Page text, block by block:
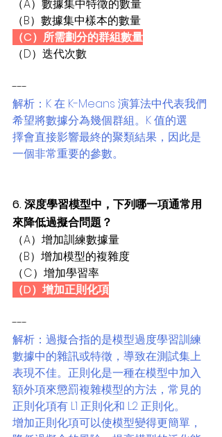
（A）數據集中特徵的數量
（B）數據集中樣本的數量
（C）所需劃分的群組數量
（D）迭代次數
---
解析：K 在 K-Means 演算法中代表我們
希望將數據分為幾個群組。K 值的選
擇會直接影響最終的聚類結果，因此是
一個非常重要的參數。
6. 深度學習模型中，下列哪一項通常用
來降低過擬合問題？
（A）增加訓練數據量
（B）增加模型的複雜度
（C）增加學習率
（D）增加正則化項
---
解析：過擬合指的是模型過度學習訓練
數據中的雜訊或特徵，導致在測試集上
表現不佳。正則化是一種在模型中加入
額外項來懲罰複雜模型的方法，常見的
正則化項有 L1 正則化和 L2 正則化。
增加正則化項可以使模型變得更簡單，